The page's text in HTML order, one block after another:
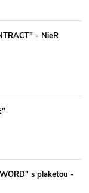
- NieR
s plaketou -